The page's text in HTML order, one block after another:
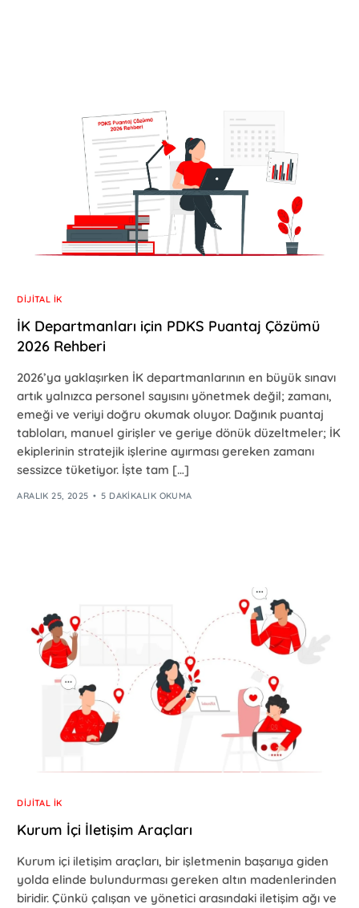
DIJITAL İK
İK Departmanları için PDKS Puantaj Çözümü
2026 Rehberi
2026’ya yaklaşırken İK departmanlarının en büyük sınavı
artık yalnızca personel sayısını yönetmek değil; zamanı,
emeği ve veriyi doğru okumak oluyor. Dağınık puantaj
tabloları, manuel girişler ve geriye dönük düzeltmeler; İK
ekiplerinin stratejik işlerine ayırması gereken zamanı
sessizce tüketiyor. İşte tam […]
ARALIK 25, 2025 5 DAKIKALIK OKUMA
DIJITAL İK
Kurum İçi İletişim Araçları
Kurum içi iletişim araçları, bir işletmenin başarıya giden
yolda elinde bulundurması gereken altın madenlerinden
biridir. Çünkü çalışan ve yönetici arasındaki iletişim ağı ve